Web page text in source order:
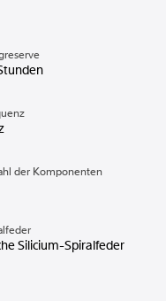
der Komponenten
Silicium-Spiralfeder